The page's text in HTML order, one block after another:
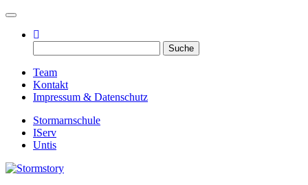
Toggle navigation
nach:
Team
Kontakt
Impressum & Datenschutz
Stormarnschule
IServ
Untis